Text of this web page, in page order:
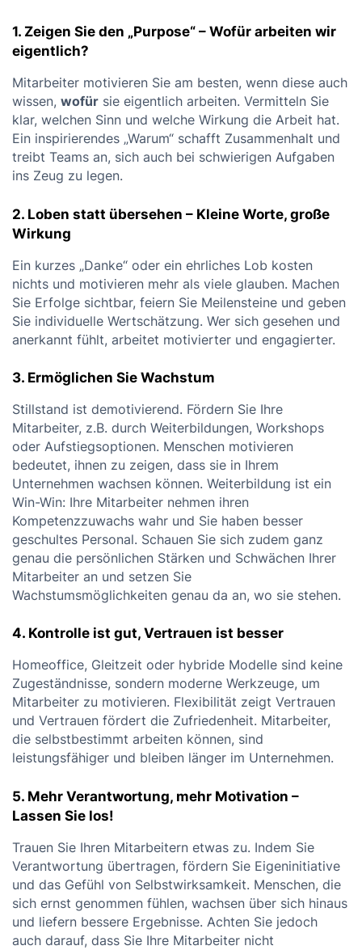
1. Zeigen Sie den „Purpose“ – Wofür arbeiten wir
eigentlich?
Mitarbeiter motivieren Sie am besten, wenn diese auch
wissen, wofür sie eigentlich arbeiten. Vermitteln Sie
klar, welchen Sinn und welche Wirkung die Arbeit hat.
Ein inspirierendes „Warum“ schafft Zusammenhalt und
treibt Teams an, sich auch bei schwierigen Aufgaben
ins Zeug zu legen.
2. Loben statt übersehen – Kleine Worte, große
Wirkung
Ein kurzes „Danke“ oder ein ehrliches Lob kosten
nichts und motivieren mehr als viele glauben. Machen
Sie Erfolge sichtbar, feiern Sie Meilensteine und geben
Sie individuelle Wertschätzung. Wer sich gesehen und
anerkannt fühlt, arbeitet motivierter und engagierter.
3. Ermöglichen Sie Wachstum
Stillstand ist demotivierend. Fördern Sie Ihre
Mitarbeiter, z.B. durch Weiterbildungen, Workshops
oder Aufstiegsoptionen. Menschen motivieren
bedeutet, ihnen zu zeigen, dass sie in Ihrem
Unternehmen wachsen können. Weiterbildung ist ein
Win-Win: Ihre Mitarbeiter nehmen ihren
Kompetenzzuwachs wahr und Sie haben besser
geschultes Personal. Schauen Sie sich zudem ganz
genau die persönlichen Stärken und Schwächen Ihrer
Mitarbeiter an und setzen Sie
Wachstumsmöglichkeiten genau da an, wo sie stehen.
4. Kontrolle ist gut, Vertrauen ist besser
Homeoffice, Gleitzeit oder hybride Modelle sind keine
Zugeständnisse, sondern moderne Werkzeuge, um
Mitarbeiter zu motivieren. Flexibilität zeigt Vertrauen
und Vertrauen fördert die Zufriedenheit. Mitarbeiter,
die selbstbestimmt arbeiten können, sind
leistungsfähiger und bleiben länger im Unternehmen.
5. Mehr Verantwortung, mehr Motivation –
Lassen Sie los!
Trauen Sie Ihren Mitarbeitern etwas zu. Indem Sie
Verantwortung übertragen, fördern Sie Eigeninitiative
und das Gefühl von Selbstwirksamkeit. Menschen, die
sich ernst genommen fühlen, wachsen über sich hinaus
und liefern bessere Ergebnisse. Achten Sie jedoch
auch darauf, dass Sie Ihre Mitarbeiter nicht